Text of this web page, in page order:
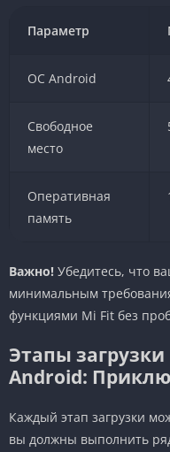
Параметр
ОС Android
Свободное
место
Оперативная
память
Важно! Убедитесь, что
минимальным
функциями Mi Fit без
Этапы
Android:
Каждый этап загрузки
вы должны выполнить